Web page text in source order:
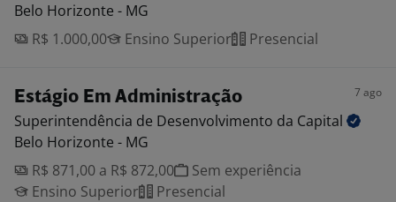
Belo Horizonte - MG
R$ 1.000,00
Ensino Superior Presencial
Estágio Em Administração 7 ago
Superintendência de Desenvolvimento da Capital
Belo Horizonte - MG
R$ 871,00 a R$ 872,00
Sem experiência
Ensino Superior
Presencial